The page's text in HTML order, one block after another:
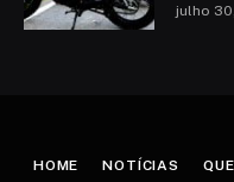
julho
HOME NOTÍCIAS